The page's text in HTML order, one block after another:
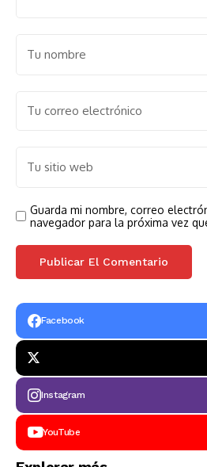
Guarda mi nombre, correo
navegador para la próxima vez
Facebook
Instagram
YouTube